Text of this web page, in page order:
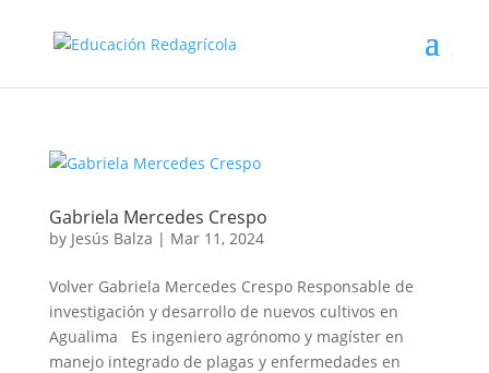
Gabriela Mercedes Crespo
by Jesús Balza | Mar 11, 2024
Volver Gabriela Mercedes Crespo Responsable de
investigación y desarrollo de nuevos cultivos en
Agualima Es ingeniero agrónomo y magíster en
manejo integrado de plagas y enfermedades en